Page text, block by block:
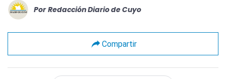
Por Redacción Diario de Cuyo
Compartir